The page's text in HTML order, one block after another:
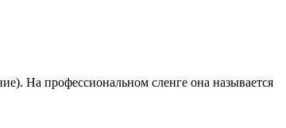
На профессиональном сленге она называется